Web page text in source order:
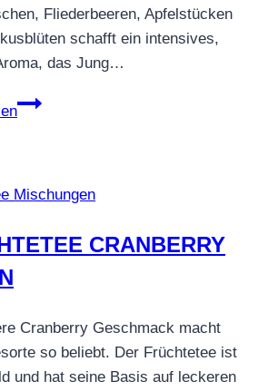
Fliederbeeren, Apfelstücken
schafft ein intensives,
das Jung…
Früchtetee
fruchtiges
Mischungen
CRANBERRY
Cranberry Geschmack macht
so beliebt. Der Früchtetee ist
und hat seine Basis auf leckeren